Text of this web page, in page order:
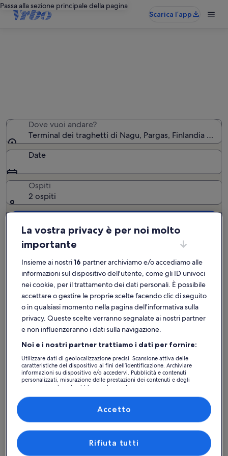
Passa alla sezione principale della pagina
Scarica l’app
Dove vuoi andare?
Terminal dei traghetti di Nagu, Pargas, Finlandia
Date
Ospiti
2 ospiti
Nagu Case vacanze in zona Terminal dei traghetti di Nagu
Se stai cercando un alloggio in zona Terminal dei traghetti di Nagu,
consulta la nostra selezione di case vacanza private per scegliere
quella perfetta per il tuo viaggio. Se alloggi in una casa vacanze con i
tuoi compagni di viaggio, non ti mancherà nessuno dei servizi
essenziali, a cominciare dal parcheggio e dall'aria condizionata. Puoi
anche filtrare per le preferenze non fumatori e le opzioni di
accessibilità, e fare la tua scelta per iniziare il tuo viaggio con la
massima tranquillità.
Trova la tua sistemazione ideale
Cerca una casa Cerca un appartamentocerca baite
La vostra privacy è per noi molto
importante
Insieme ai nostri16 partner archiviamo e/o accediamo alle
informazioni sul dispositivo dell'utente, come gli ID univoci
nei cookie, per il trattamento dei dati personali. È possibile
accettare o gestire le proprie scelte facendo clic di seguito
o in qualsiasi momento nella pagina dell'informativa sulla
privacy. Queste scelte verranno segnalate ai nostri partner
e non influenzeranno i dati sulla navigazione.
Noi e i nostri partner trattiamo i dati per fornire:
Utilizzare dati di geolocalizzazione precisi. Scansione attiva delle
caratteristiche del dispositivo ai fini dell’identificazione. Archiviare
informazioni su dispositivo e/o accedervi. Pubblicità e contenuti
personalizzati, misurazione delle prestazioni dei contenuti e degli
annunci, ricerche sul pubblico, sviluppo di servizi.
Elenco dei partner (fornitori)
Rifiuta tutti
Accetto